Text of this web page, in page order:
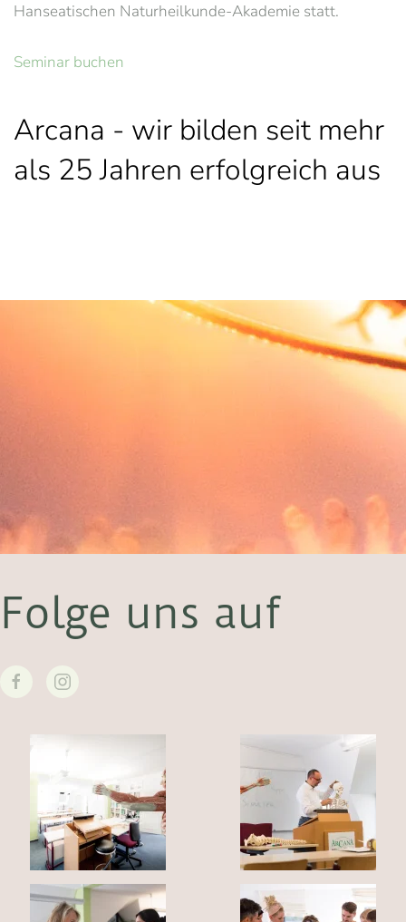
Hanseatischen Naturheilkunde-Akademie statt.
Seminar buchen
Arcana - wir bilden seit mehr
als 25 Jahren erfolgreich aus
Folge uns auf